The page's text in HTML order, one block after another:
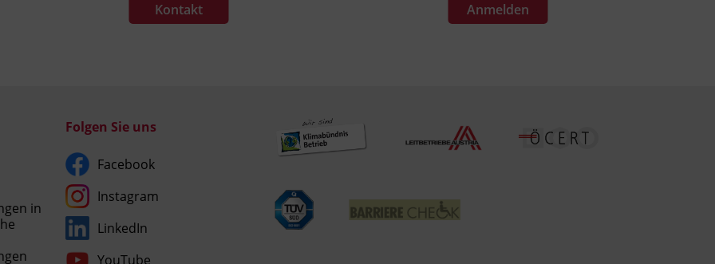
Kontakt Anmelden
in
Folgen Sie uns
Facebook
Instagram
LinkedIn
YouTube